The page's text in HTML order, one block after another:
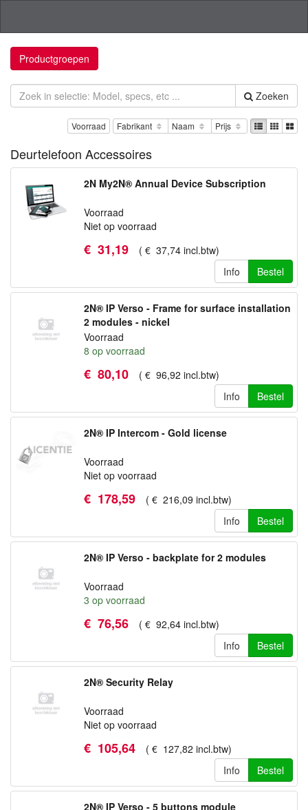
Productgroepen
Zoeken
Voorraad Fabrikant Naam Prijs
Deurtelefoon Accessoires
2N My2N® Annual Device Subscription
Voorraad
Niet op voorraad
€ 31,19 ( € 37,74 incl.btw)
Info
Bestel
2N® IP Verso - Frame for surface installation
2 modules - nickel
Voorraad
8 op voorraad
€ 80,10 ( € 96,92 incl.btw)
Info
Bestel
2N® IP Intercom - Gold license
Voorraad
Niet op voorraad
€ 178,59 ( € 216,09 incl.btw)
Info
Bestel
2N® IP Verso - backplate for 2 modules
Voorraad
3 op voorraad
€ 76,56 ( € 92,64 incl.btw)
Info
Bestel
2N® Security Relay
Voorraad
Niet op voorraad
€ 105,64 ( € 127,82 incl.btw)
Info
Bestel
2N® IP Verso - 5 buttons module